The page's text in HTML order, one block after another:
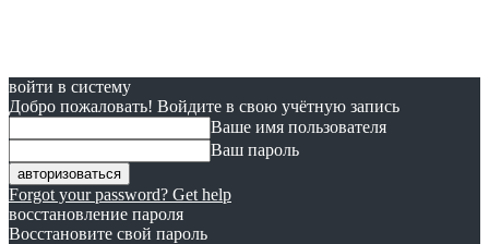
войти в систему
Добро пожаловать! Войдите в свою учётную запись
Ваше имя пользователя
Ваш пароль
Forgot your password? Get help
восстановление пароля
Восстановите свой пароль